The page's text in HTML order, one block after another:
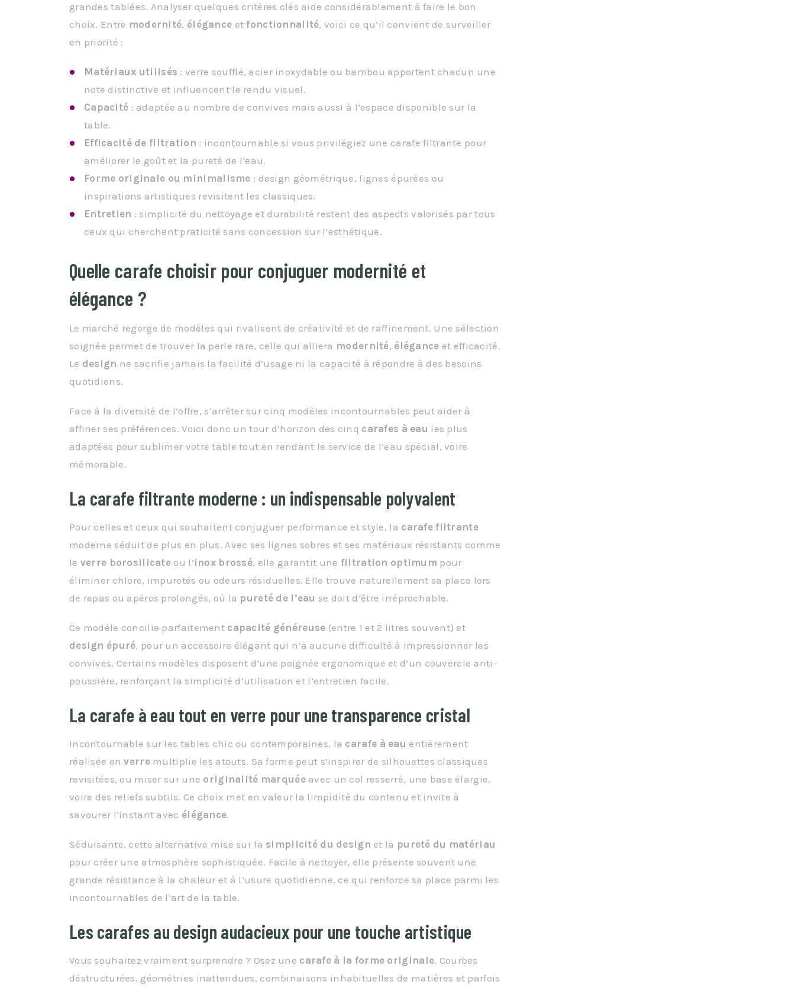
grandes tablées. Analyser quelques critères clés aide considérablement à faire le bon
choix. Entre modernité, élégance et fonctionnalité, voici ce qu’il convient de surveiller
en priorité :
Matériaux utilisés : verre soufflé, acier inoxydable ou bambou apportent chacun une
note distinctive et influencent le rendu visuel.
Capacité : adaptée au nombre de convives mais aussi à l’espace disponible sur la
table.
Efficacité de filtration : incontournable si vous privilégiez une carafe filtrante pour
améliorer le goût et la pureté de l’eau.
Forme originale ou minimalisme : design géométrique, lignes épurées ou
inspirations artistiques revisitent les classiques.
Entretien : simplicité du nettoyage et durabilité restent des aspects valorisés par tous
ceux qui cherchent praticité sans concession sur l’esthétique.
Quelle carafe choisir pour conjuguer modernité et
élégance ?
Le marché regorge de modèles qui rivalisent de créativité et de raffinement. Une sélection
soignée permet de trouver la perle rare, celle qui alliera modernité, élégance et efficacité.
Le design ne sacrifie jamais la facilité d’usage ni la capacité à répondre à des besoins
quotidiens.
Face à la diversité de l’offre, s’arrêter sur cinq modèles incontournables peut aider à
affiner ses préférences. Voici donc un tour d’horizon des cinq carafes à eau les plus
adaptées pour sublimer votre table tout en rendant le service de l’eau spécial, voire
mémorable.
La carafe filtrante moderne : un indispensable polyvalent
Pour celles et ceux qui souhaitent conjuguer performance et style, la carafe filtrante
moderne séduit de plus en plus. Avec ses lignes sobres et ses matériaux résistants comme
le verre borosilicate ou l’inox brossé, elle garantit une filtration optimum pour
éliminer chlore, impuretés ou odeurs résiduelles. Elle trouve naturellement sa place lors
de repas ou apéros prolongés, où la pureté de l’eau se doit d’être irréprochable.
Ce modèle concilie parfaitement capacité généreuse (entre 1 et 2 litres souvent) et
design épuré, pour un accessoire élégant qui n’a aucune difficulté à impressionner les
convives. Certains modèles disposent d’une poignée ergonomique et d’un couvercle anti-
poussière, renforçant la simplicité d’utilisation et l’entretien facile.
La carafe à eau tout en verre pour une transparence cristal
Incontournable sur les tables chic ou contemporaines, la carafe à eau entièrement
réalisée enverremultiplie les atouts. Sa forme peut s’inspirer de silhouettes classiques
revisitées, ou miser sur une originalité marquéeavec un col resserré, une base élargie,
voire des reliefs subtils. Ce choix met en valeur la limpidité du contenu et invite à
savourer l’instant avec élégance.
Séduisante, cette alternative mise sur la simplicité du design et la pureté du matériau
pour créer une atmosphère sophistiquée. Facile à nettoyer, elle présente souvent une
grande résistance à la chaleur et à l’usure quotidienne, ce qui renforce sa place parmi les
incontournables de l’art de la table.
Les carafes au design audacieux pour une touche artistique
Vous souhaitez vraiment surprendre ? Osez une carafe à la forme originale. Courbes
déstructurées, géométries inattendues, combinaisons inhabituelles de matières et parfois